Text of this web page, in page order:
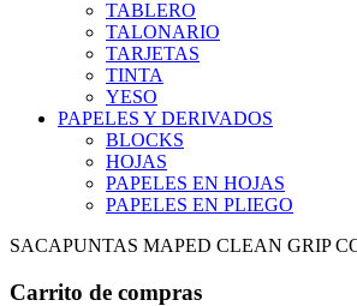
TABLERO
TALONARIO
TARJETAS
TINTA
YESO
PAPELES Y DERIVADOS
BLOCKS
HOJAS
PAPELES EN HOJAS
PAPELES EN PLIEGO
SACAPUNTAS MAPED CLEAN GRIP
Carrito de compras